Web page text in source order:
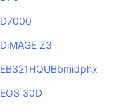
D7000
DiMAGE Z3
EB321HQUBbmidphx
EOS 30D